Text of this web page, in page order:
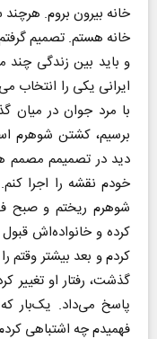
خانه بیرون بروم.
خانه هستم. تصمیم
و باید بین زندگی چند
ایرانی یکی را
با مرد جوان در میان
برسیم، کشتن شوهرم
دید در تصمیمم مصمم
خودم نقشه را اجرا
شوهرم ریختم و صبح
کرده و خانواده‌اش
کردم و بعد بیشتر وقتم
گذشت، رفتار او تغییر
پاسخ می‌داد‌. یک‌بار
فهمیدم چه اشتباهی